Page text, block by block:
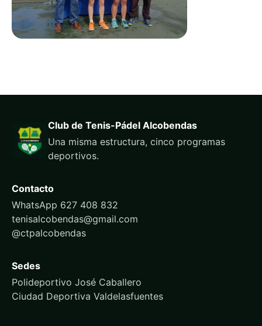
Club de Tenis-Pádel Alcobendas
Una misma estructura, cinco programas
deportivos.
Contacto
WhatsApp 627 408 832
tenisalcobendas@gmail.com
@ctpalcobendas
Sedes
Polideportivo José Caballero
Ciudad Deportiva Valdelasfuentes